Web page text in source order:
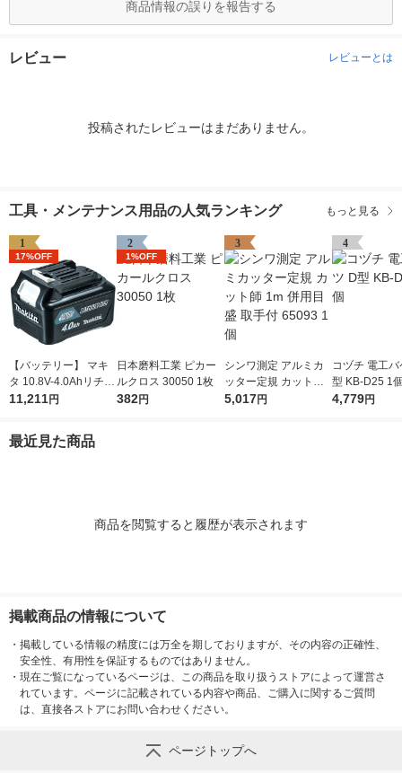
商品情報の誤りを報告する
レビュー レビューとは
投稿されたレビューはまだありません。
工具・メンテナンス用品の人気ランキング もっと見る
1
17%OFF
【バッテリー】 マキ
タ 10.8V-4.0Ahリチウ
ムイオンバッテリ A-5
11,211円
2
1%OFF
日本磨料工業 ピカー
ルクロス 30050 1枚
382円
3
シンワ測定 アルミカ
ッター定規 カット師
1m 併用目盛 取手付 6
5,017円
4
コヅチ 電工
型 KB-D25 1
4,779円
最近見た商品
商品を閲覧すると履歴が表示されます
掲載商品の情報について
・ 掲載している情報の精度には万全を期しておりますが、その内容の正確性、
安全性、有用性を保証するものではありません。
・ 現在ご覧になっているページは、この商品を取り扱うストアによって運営さ
れています。ページに記載されている内容や商品、ご購入に関するご質問
は、直接各ストアにお問い合わせください。
ページトップへ